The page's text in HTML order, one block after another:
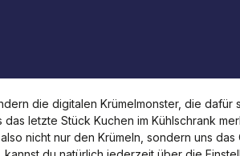
die digitalen Krümelmonster, die dafür
letzte Stück Kuchen im Kühlschrank
nicht nur den Krümeln, sondern uns